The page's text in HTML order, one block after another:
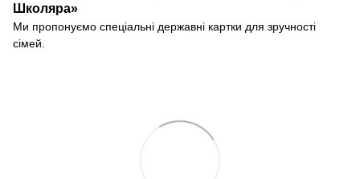
Школяра»
Ми пропонуємо спеціальні державні картки для зручності
сімей.